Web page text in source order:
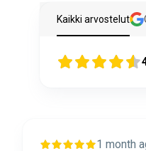
Kaikki arvostelut
1 month